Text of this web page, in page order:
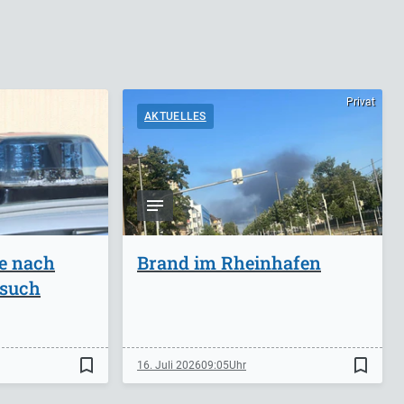
nach
bookmark_border
Privat
AKTUELLES
Brand im Rheinhafen
16. Juli 202609:05 bookmark_border